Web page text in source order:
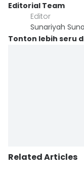
Editorial Team
Editor
Sunariyah
Tonton lebih seru
Related Articles